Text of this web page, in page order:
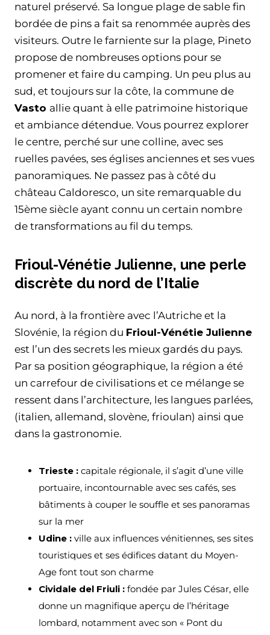
naturel préservé. Sa longue plage de sable fin
bordée de pins a fait sa renommée auprès des
visiteurs. Outre le farniente sur la plage, Pineto
propose de nombreuses options pour se
promener et faire du camping. Un peu plus au
sud, et toujours sur la côte, la commune de
Vasto allie quant à elle patrimoine historique
et ambiance détendue. Vous pourrez explorer
le centre, perché sur une colline, avec ses
ruelles pavées, ses églises anciennes et ses vues
panoramiques. Ne passez pas à côté du
château Caldoresco, un site remarquable du
15ème siècle ayant connu un certain nombre
de transformations au fil du temps.
Frioul-Vénétie Julienne, une perle
discrète du nord de l’Italie
Au nord, à la frontière avec l’Autriche et la
Slovénie, la région du Frioul-Vénétie Julienne
est l’un des secrets les mieux gardés du pays.
Par sa position géographique, la région a été
un carrefour de civilisations et ce mélange se
ressent dans l’architecture, les langues parlées,
(italien, allemand, slovène, frioulan) ainsi que
dans la gastronomie.
Trieste : capitale régionale, il s’agit d’une ville
portuaire, incontournable avec ses cafés, ses
bâtiments à couper le souffle et ses panoramas
sur la mer
Udine : ville aux influences vénitiennes, ses sites
touristiques et ses édifices datant du Moyen-
Age font tout son charme
Cividale del Friuli : fondée par Jules César, elle
donne un magnifique aperçu de l’héritage
lombard, notamment avec son « Pont du